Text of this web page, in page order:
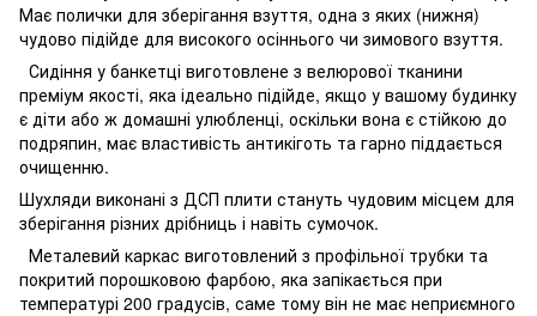
Має полички для зберігання взуття, одна з яких (нижня)
чудово підійде для високого осіннього чи зимового взуття.
Сидіння у банкетці виготовлене з велюрової тканини
преміум якості, яка ідеально підійде, якщо у вашому будинку
є діти або ж домашні улюбленці, оскільки вона є стійкою до
подряпин, має властивість антикіготь та гарно піддається
очищенню.
Шухляди виконані з ДСП плити стануть чудовим місцем для
зберігання різних дрібниць і навіть сумочок.
Металевий каркас виготовлений з профільної трубки та
покритий порошковою фарбою, яка запікається при
температурі 200 градусів, саме тому він не має неприємного